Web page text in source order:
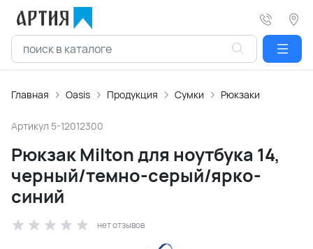
Главная Oasis Продукция Сумки Рюкзаки
Артикул 5-12012300
Рюкзак Milton для ноутбука 14,
черный/темно-серый/ярко-
синий
нет отзывов